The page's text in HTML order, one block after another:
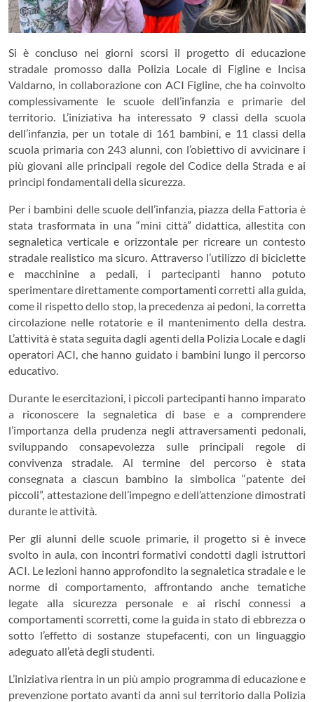
Si è concluso nei giorni scorsi il progetto di educazione
stradale promosso dalla Polizia Locale di Figline e Incisa
Valdarno, in collaborazione con ACI Figline, che ha coinvolto
complessivamente le scuole dell’infanzia e primarie del
territorio. L’iniziativa ha interessato 9 classi della scuola
dell’infanzia, per un totale di 161 bambini, e 11 classi della
scuola primaria con 243 alunni, con l’obiettivo di avvicinare i
più giovani alle principali regole del Codice della Strada e ai
principi fondamentali della sicurezza.
Per i bambini delle scuole dell’infanzia, piazza della Fattoria è
stata trasformata in una “mini città” didattica, allestita con
segnaletica verticale e orizzontale per ricreare un contesto
stradale realistico ma sicuro. Attraverso l’utilizzo di biciclette
e macchinine a pedali, i partecipanti hanno potuto
sperimentare direttamente comportamenti corretti alla guida,
come il rispetto dello stop, la precedenza ai pedoni, la corretta
circolazione nelle rotatorie e il mantenimento della destra.
L’attività è stata seguita dagli agenti della Polizia Locale e dagli
operatori ACI, che hanno guidato i bambini lungo il percorso
educativo.
Durante le esercitazioni, i piccoli partecipanti hanno imparato
a riconoscere la segnaletica di base e a comprendere
l’importanza della prudenza negli attraversamenti pedonali,
sviluppando consapevolezza sulle principali regole di
convivenza stradale. Al termine del percorso è stata
consegnata a ciascun bambino la simbolica “patente dei
piccoli”, attestazione dell’impegno e dell’attenzione dimostrati
durante le attività.
Per gli alunni delle scuole primarie, il progetto si è invece
svolto in aula, con incontri formativi condotti dagli istruttori
ACI. Le lezioni hanno approfondito la segnaletica stradale e le
norme di comportamento, affrontando anche tematiche
legate alla sicurezza personale e ai rischi connessi a
comportamenti scorretti, come la guida in stato di ebbrezza o
sotto l’effetto di sostanze stupefacenti, con un linguaggio
adeguato all’età degli studenti.
L’iniziativa rientra in un più ampio programma di educazione e
prevenzione portato avanti da anni sul territorio dalla Polizia